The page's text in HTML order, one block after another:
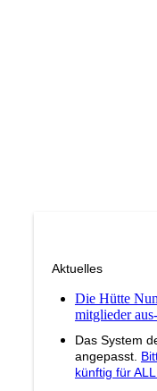
Aktuelles
Die Hütte
mitglieder
Das System
angepasst.
künftig für